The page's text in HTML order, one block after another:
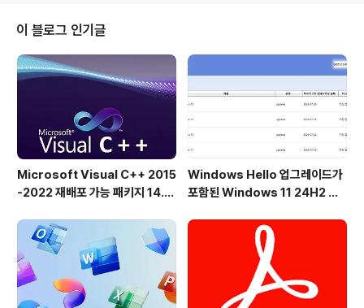
를 설치할 필요가 없으며 데스크톱에서 쉽게 실행할 수 있
습니다. Q-Dir_Installer.exe의 이름을 Q-Dir.exe 및
GO로 바꿉니다.Windows PC용 작고 유명한 유틸리티
이며 USB 스틱 친구:)이기도 합니다.특징:즐겨찾기: - 가
장 자주 사용하는 폴더에 빠르게 액세스..
이 블로그 인기글
Microsoft Visual C++ 2015
-2022 재배포 가능 패키지 14.5
Windows Hello 업그레이드가
포함된 Windows 11 24H2 및
출시